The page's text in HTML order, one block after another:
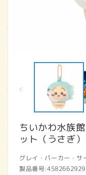
ちいかわ水族
ット（うさぎ）
グレイ・パーカー・サ
製品番号: